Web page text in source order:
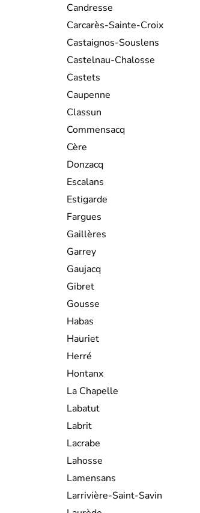
Candresse
Carcarès-Sainte-Croix
Castaignos-Souslens
Castelnau-Chalosse
Castets
Caupenne
Classun
Commensacq
Cère
Donzacq
Escalans
Estigarde
Fargues
Gaillères
Garrey
Gaujacq
Gibret
Gousse
Habas
Hauriet
Herré
Hontanx
La Chapelle
Labatut
Labrit
Lacrabe
Lahosse
Lamensans
Larrivière-Saint-Savin